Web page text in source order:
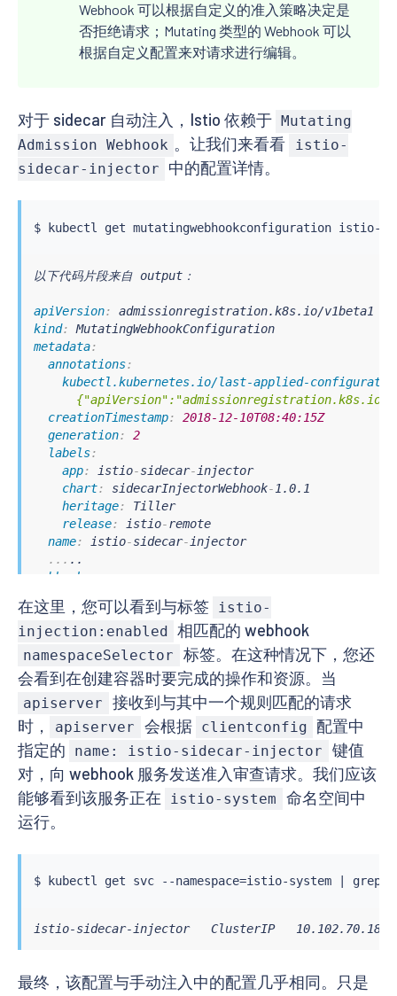
Webhook 可以根据自定义的准入策略决定是
否拒绝请求；Mutating 类型的 Webhook 可以
根据自定义配置来对请求进行编辑。
对于 sidecar 自动注入，Istio 依赖于
Mutating
Admission Webhook 。让我们来看看
istio-
sidecar-injector
中的配置详情。
$ kubectl
以下代码片段来自 output：
apiVersion:
kind:
MutatingWebhookConfiguration
metadata:
annotations:
kubectl.kubernetes.io/last-applied-
creationTimestamp:
2018-12-10T08:40:15Z
generation:
2
labels:
app: istio-sidecar- injector
chart: sidecarInjectorWebhook- 1.0.1
heritage: Tiller
release: istio-remote
name: istio-sidecar- injector
...
webhooks
service :
name : istio-sidecar-injector
namespace
istio-system
name: sidecar-injector.istio.io
namespaceSelector:
matchLabels
istio-injection: enabled
rules:
- apiGroups:
-
""
apiVersions:
resources
在这里，您可以看到与标签 istio-
injection:enabled 相匹配的 webhook
namespaceSelector
标签。在这种情况下，您还
会看到在创建容器时要完成的操作和资源。当
apiserver
接收到与其中一个规则匹配的请求
时，
apiserver 会根据 clientconfig 配置中
指定的
name: istio-sidecar-injector
键值
对，向 webhook 服务发送准入审查请求。我们应该
能够看到该服务正在
istio-system
命名空间中
运行。
$ kubectl get svc --namespace=istio-system grep
istio-sidecar-injector   ClusterIP
最终，该配置与手动注入中的配置几乎相同。只是